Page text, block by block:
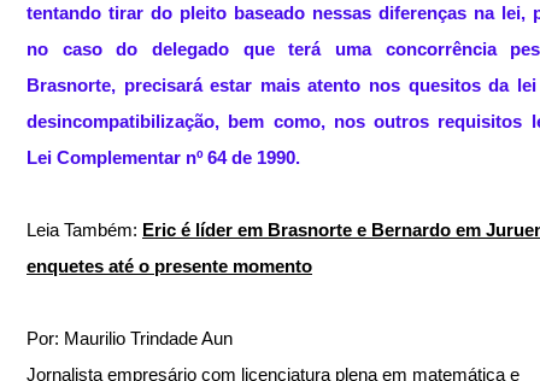
tentando tirar do pleito baseado nessas diferenças na lei,
no caso do delegado que terá uma concorrência
Brasnorte, precisará estar mais atento nos quesitos da
desincompatibilização, bem como, nos outros requisitos
Lei Complementar nº 64 de 1990.
Leia Também: Eric é líder em Brasnorte e Bernardo em
enquetes até o presente momento
Por: Maurilio Trindade Aun
Jornalista empresário com licenciatura plena em matemática e